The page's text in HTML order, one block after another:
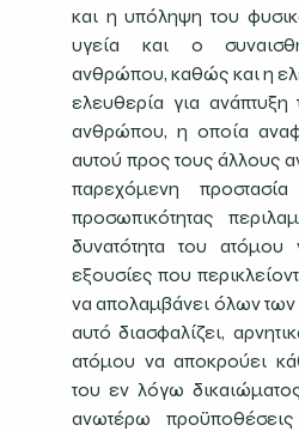
και η υπόληψη του
υγεία και ο
ανθρώπου, καθώς και η
ελευθερία για ανάπτυξη
ανθρώπου, η οποία
αυτού προς τους άλλους
παρεχόμενη
προσωπικότητας
δυνατότητα του ατόμου
εξουσίες που
να απολαμβάνει όλων
αυτό διασφαλίζει,
ατόμου να αποκρούει
του εν λόγω
ανωτέρω